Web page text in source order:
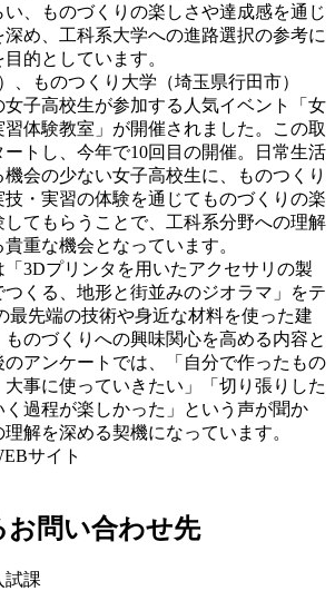
、ものづくりの楽しさや達成感を通じ
め、工科系大学への進路選択の参考に
的としています。
、ものつくり大学（埼玉県行田市）
子高校生が参加する人気イベント「女
体験教室」が開催されました。この取
ートし、今年で10回目の開催。日常生活
会の少ない女子高校生に、ものつくり
・実習の体験を通じてものづくりの楽
してもらうことで、工科系分野への理解
重な機会となっています。
3Dプリンタを用いたアクセサリの製
くる、地形と街並みのジオラマ」をテ
最先端の技術や身近な材料を使った建
のづくりへの興味関心を高める内容と
アンケートでは、「自分で作ったもの
事に使っていきたい」「切り張りした
過程が楽しかった」という声が聞か
解を深める契機になっています。
サイト
お問い合わせ先
課